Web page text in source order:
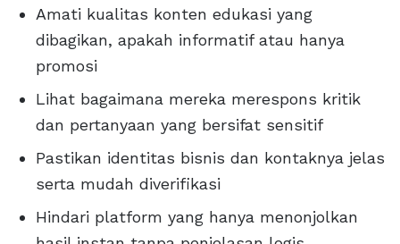
Amati kualitas konten edukasi yang
dibagikan, apakah informatif atau hanya
promosi
Lihat bagaimana mereka merespons kritik
dan pertanyaan yang bersifat sensitif
Pastikan identitas bisnis dan kontaknya jelas
serta mudah diverifikasi
Hindari platform yang hanya menonjolkan